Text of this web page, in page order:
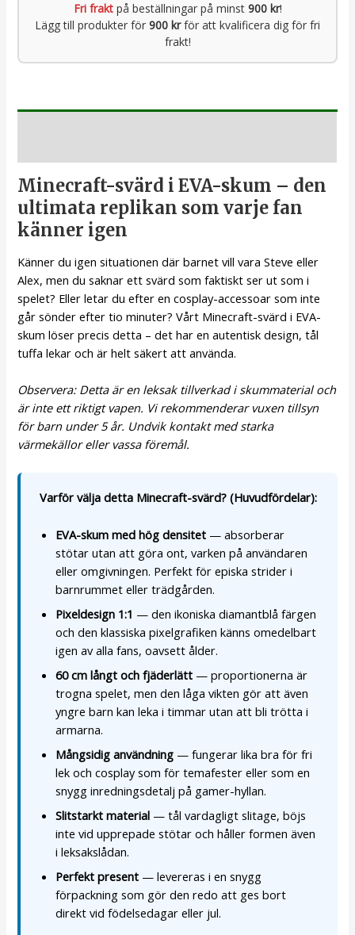
Fri fraktpå beställningar på minst 900 kr!
Lägg till produkter för 900 krför att kvalificera dig för fri
frakt!
Minecraft-svärd i EVA-skum – den
ultimata replikan som varje fan
känner igen
Känner du igen situationen där barnet vill vara Steve eller
Alex, men du saknar ett svärd som faktiskt ser ut som i
spelet? Eller letar du efter en cosplay-accessoar som inte
går sönder efter tio minuter? Vårt Minecraft-svärd i EVA-
skum löser precis detta – det har en autentisk design, tål
tuffa lekar och är helt säkert att använda.
Observera: Detta är en leksak tillverkad i skummaterial och
är inte ett riktigt vapen. Vi rekommenderar vuxen tillsyn
för barn under 5 år. Undvik kontakt med starka
värmekällor eller vassa föremål.
Varför välja detta Minecraft-svärd? (Huvudfördelar):
EVA-skum med hög densitet — absorberar
stötar utan att göra ont, varken på användaren
eller omgivningen. Perfekt för episka strider i
barnrummet eller trädgården.
Pixeldesign 1:1 — den ikoniska diamantblå färgen
och den klassiska pixelgrafiken känns omedelbart
igen av alla fans, oavsett ålder.
60 cm långt och fjäderlätt — proportionerna är
trogna spelet, men den låga vikten gör att även
yngre barn kan leka i timmar utan att bli trötta i
armarna.
Mångsidig användning — fungerar lika bra för fri
lek och cosplay som för temafester eller som en
snygg inredningsdetalj på gamer-hyllan.
Slitstarkt material — tål vardagligt slitage, böjs
inte vid upprepade stötar och håller formen även
i leksakslådan.
Perfekt present — levereras i en snygg
förpackning som gör den redo att ges bort
direkt vid födelsedagar eller jul.